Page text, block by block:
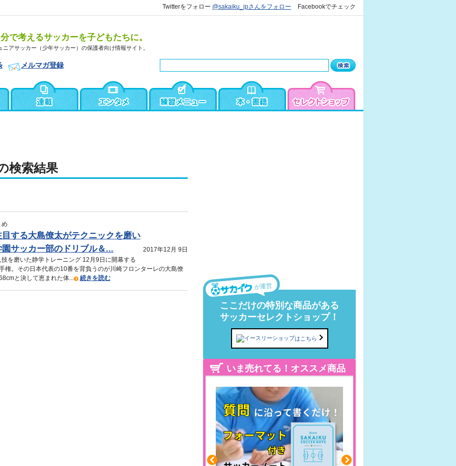
Twitterをフォロー @sakaiku_jpさんをフォロー Facebookでチェック
で考えるサッカーを子どもたちに。
ニアサッカー（少年サッカー）の保護者向け情報サイト。
メルマガ登録
検索結果
する大島僚太がテクニックを磨い
サッカー部のドリブル＆...
2017年12月 9日
を磨いた静学トレーニング 12月9日に開幕する
権。その日本代表の10番を背負うのが川崎フロンターレの大島僚
と決して恵まれた体...
続きを読む
が運営
ここだけの特別な商品がある
サッカーセレクトショップ！
はこちら
いま売れてる！オススメ商品